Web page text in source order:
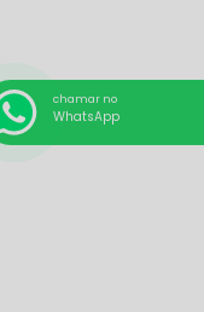
chamar no
WhatsApp